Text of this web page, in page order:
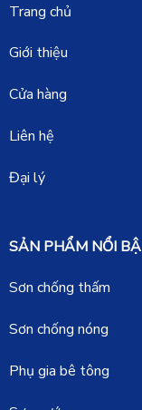
Trang chủ
Giới thiệu
Cửa hàng
Liên hệ
Đại lý
SẢN PHẨM NỔI
Sơn chống thấm
Sơn chống nóng
Phụ gia bê tông